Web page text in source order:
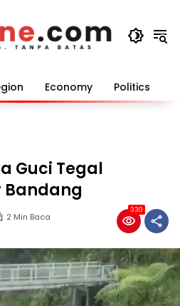
Economy Politics
Guci Tegal
Bandang
2 Min Baca
330